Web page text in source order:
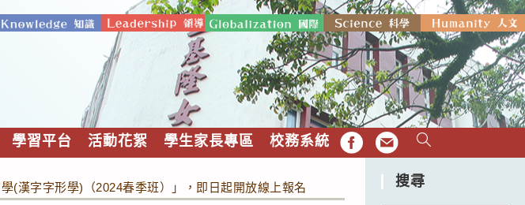
學習平台 活動花絮 學生家長專區 校務系統 FB EMAIL
(漢字字形學)（2024春季班）」，即日起開放線上報名 搜尋